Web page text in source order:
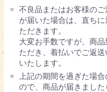
不良品またはお客様の
が届いた場合は、直ち
ただきます。
大変お手数ですが、商
ただき、着払いでご返
いたします。
上記の期間を過ぎた場
ので、商品が届きまし